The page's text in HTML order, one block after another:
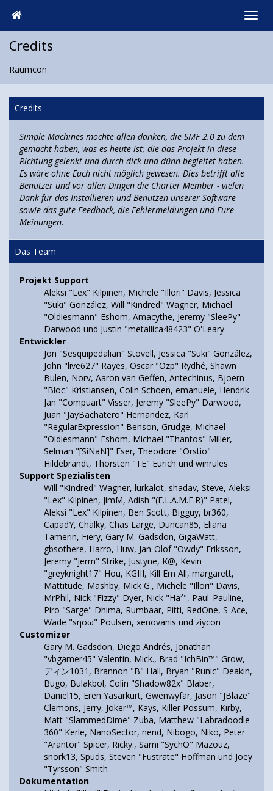
Credits
Raumcon
Credits
Simple Machines möchte allen danken, die SMF 2.0 zu dem
gemacht haben, was es heute ist; die das Projekt in diese
Richtung gelenkt und durch dick und dünn begleitet haben.
Es wäre ohne Euch nicht möglich gewesen. Dies betrifft alle
Benutzer und vor allen Dingen die Charter Member - vielen
Dank für das Installieren und Benutzen unserer Software
sowie das gute Feedback, die Fehlermeldungen und Eure
Meinungen.
Das Team
Projekt Support
Aleksi "Lex" Kilpinen, Michele "Illori" Davis, Jessica
"Suki" González, Will "Kindred" Wagner, Michael
"Oldiesmann" Eshom, Amacythe, Jeremy "SleePy"
Darwood und Justin "metallica48423" O'Leary
Entwickler
Jon "Sesquipedalian" Stovell, Jessica "Suki" González,
John "live627" Rayes, Oscar "Ozp" Rydhé, Shawn
Bulen, Norv, Aaron van Geffen, Antechinus, Bjoern
"Bloc" Kristiansen, Colin Schoen, emanuele, Hendrik
Jan "Compuart" Visser, Jeremy "SleePy" Darwood,
Juan "JayBachatero" Hernandez, Karl
"RegularExpression" Benson, Grudge, Michael
"Oldiesmann" Eshom, Michael "Thantos" Miller,
Selman "[SiNaN]" Eser, Theodore "Orstio"
Hildebrandt, Thorsten "TE" Eurich und winrules
Support Spezialisten
Will "Kindred" Wagner, lurkalot, shadav, Steve, Aleksi
"Lex" Kilpinen, JimM, Adish "(F.L.A.M.E.R)" Patel,
Aleksi "Lex" Kilpinen, Ben Scott, Bigguy, br360,
CapadY, Chalky, Chas Large, Duncan85, Eliana
Tamerin, Fiery, Gary M. Gadsdon, GigaWatt,
gbsothere, Harro, Huw, Jan-Olof "Owdy" Eriksson,
Jeremy "jerm" Strike, Justyne, K@, Kevin
"greyknight17" Hou, KGIII, Kill Em All, margarett,
Mattitude, Mashby, Mick G., Michele "Illori" Davis,
MrPhil, Nick "Fizzy" Dyer, Nick "Ha²", Paul_Pauline,
Piro "Sarge" Dhima, Rumbaar, Pitti, RedOne, S-Ace,
Wade "sησω" Poulsen, xenovanis und ziycon
Customizer
Gary M. Gadsdon, Diego Andrés, Jonathan
"vbgamer45" Valentin, Mick., Brad "IchBin™" Grow,
ディン1031, Brannon "B" Hall, Bryan "Runic" Deakin,
Bugo, Bulakbol, Colin "Shadow82x" Blaber,
Daniel15, Eren Yasarkurt, Gwenwyfar, Jason "JBlaze"
Clemons, Jerry, Joker™, Kays, Killer Possum, Kirby,
Matt "SlammedDime" Zuba, Matthew "Labradoodle-
360" Kerle, NanoSector, nend, Nibogo, Niko, Peter
"Arantor" Spicer, Ricky., Sami "SychO" Mazouz,
snork13, Spuds, Steven "Fustrate" Hoffman und Joey
"Tyrsson" Smith
Dokumentation